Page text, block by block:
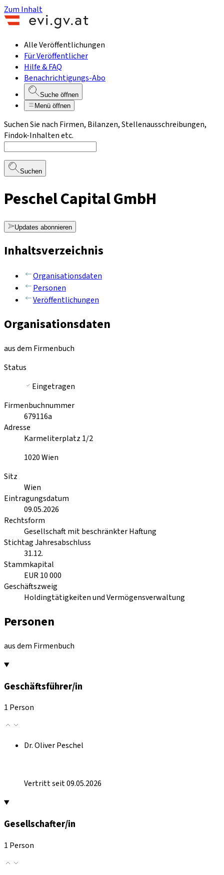
Zum Inhalt
Alle Veröffentlichungen
Für Veröffentlicher
Hilfe & FAQ
Benachrichtigungs-Abo
Suche öffnen
Menü öffnen
Suchen Sie nach Firmen, Bilanzen, Stellenausschreibungen,
Findok-Inhalten etc.
Suchen
Peschel Capital GmbH
Updates abonnieren
Inhaltsverzeichnis
Organisationsdaten
Personen
Veröffentlichungen
Organisationsdaten
aus dem Firmenbuch
Status
Eingetragen
Firmenbuchnummer
679116a
Adresse
Karmeliterplatz 1/2
1020Wien
Sitz
Wien
Eintragungsdatum
09.05.2026
Rechtsform
Gesellschaft mit beschränkter Haftung
Stichtag Jahresabschluss
31.12.
Stammkapital
EUR 10 000
Geschäftszweig
Holdingtätigkeiten und Vermögensverwaltung
Personen
aus dem Firmenbuch
Geschäftsführer/in
1 Person
Dr. Oliver Peschel
Vertritt seit 09.05.2026
Gesellschafter/in
1 Person